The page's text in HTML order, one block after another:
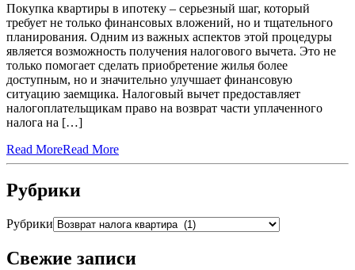
Покупка квартиры в ипотеку – серьезный шаг, который
требует не только финансовых вложений, но и тщательного
планирования. Одним из важных аспектов этой процедуры
является возможность получения налогового вычета. Это не
только помогает сделать приобретение жилья более
доступным, но и значительно улучшает финансовую
ситуацию заемщика. Налоговый вычет предоставляет
налогоплательщикам право на возврат части уплаченного
налога на […]
Read MoreRead More
Рубрики
Рубрики
Свежие записи